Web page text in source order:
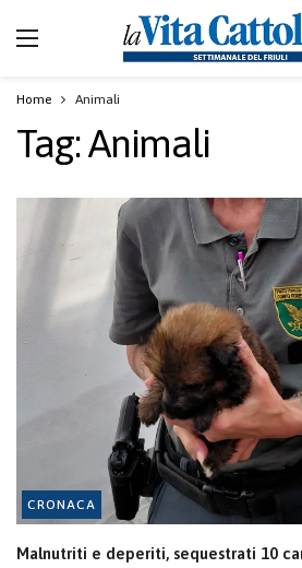
Home Animali
Tag:Animali
CRONACA
Malnutriti e deperiti, sequestrati 10